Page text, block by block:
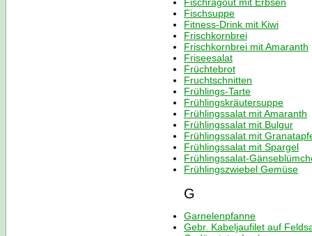
Fischsuppe
Fitness-Drink mit Kiwi
Frischkornbrei
Frischkornbrei mit Amaranth
Friseesalat
Früchtebrot
Fruchtschnitten
Frühlings-Tarte
Frühlingskräutersuppe
Frühlingssalat mit Amaranth
Frühlingssalat mit Bulgur
Frühlingssalat mit
Frühlingssalat mit Spargel
Frühlingssalat-
Frühlingszwiebel Gemüse
G
Garnelenpfanne
Gebr. Kabeljaufilet auf